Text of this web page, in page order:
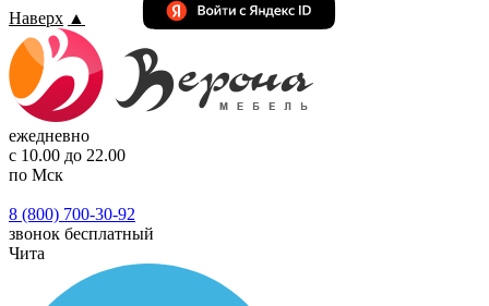
Наверх ▲
ежедневно
с 10.00 до 22.00
по Мск
8 (800) 700-30-92
звонок бесплатный
Чита